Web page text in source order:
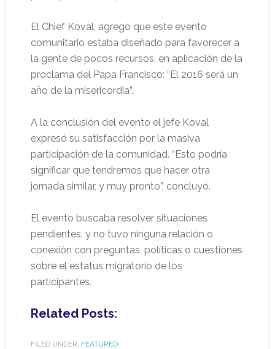
El Chief Koval, agregó que este evento
comunitario estaba diseñado para favorecer a
la gente de pocos recursos, en aplicación de la
proclama del Papa Francisco: “El 2016 será un
año de la misericordia”.
A la conclusión del evento el jefe Koval
expresó su satisfacción por la masiva
participación de la comunidad. “Esto podría
significar que tendremos que hacer otra
jornada similar, y muy pronto”, concluyó.
El evento buscaba resolver situaciones
pendientes, y no tuvo ninguna relación o
conexión con preguntas, políticas o cuestiones
sobre el estatus migratorio de los
participantes.
Related Posts:
FILED UNDER: FEATURED